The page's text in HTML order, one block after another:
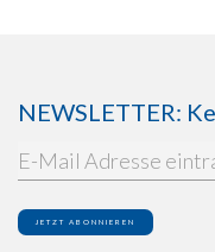
NEWSLETTER: